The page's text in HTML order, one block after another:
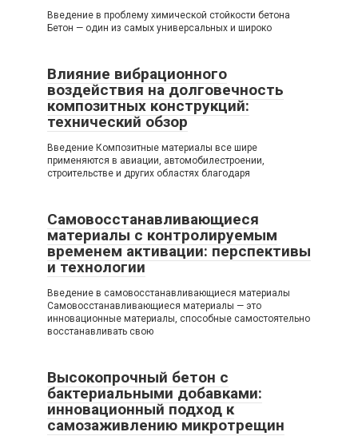
Введение в проблему химической стойкости бетона
Бетон — один из самых универсальных и широко
Влияние вибрационного
воздействия на долговечность
композитных конструкций:
технический обзор
Введение Композитные материалы все шире
применяются в авиации, автомобилестроении,
строительстве и других областях благодаря
Самовосстанавливающиеся
материалы с контролируемым
временем активации: перспективы
и технологии
Введение в самовосстанавливающиеся материалы
Самовосстанавливающиеся материалы — это
инновационные материалы, способные самостоятельно
восстанавливать свою
Высокопрочный бетон с
бактериальными добавками:
инновационный подход к
самозаживлению микротрещин